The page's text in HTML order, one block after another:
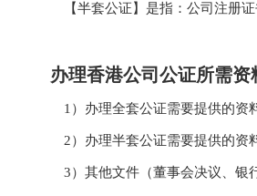
【半套公证】是指：公司注册
办理香港公司公证所需资
1）办理全套公证需要提供的资
2）办理半套公证需要提供的资
3）其他文件（董事会决议、银